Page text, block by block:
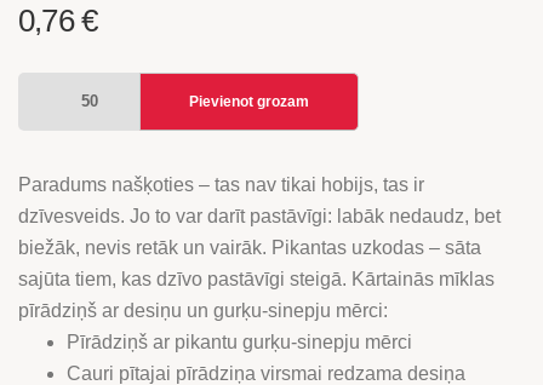
0,76€
AR
GURĶU-
SINEPJU
MĒRCI
daudzums
Pievienot grozam
Paradums našķoties – tas nav tikai hobijs, tas ir
dzīvesveids. Jo to var darīt pastāvīgi: labāk nedaudz, bet
biežāk, nevis retāk un vairāk. Pikantas uzkodas – sāta
sajūta tiem, kas dzīvo pastāvīgi steigā. Kārtainās mīklas
pīrādziņš ar desiņu un gurķu-sinepju mērci:
Pīrādziņš ar pikantu gurķu-sinepju mērci
Cauri pītajai pīrādziņa virsmai redzama desiņa